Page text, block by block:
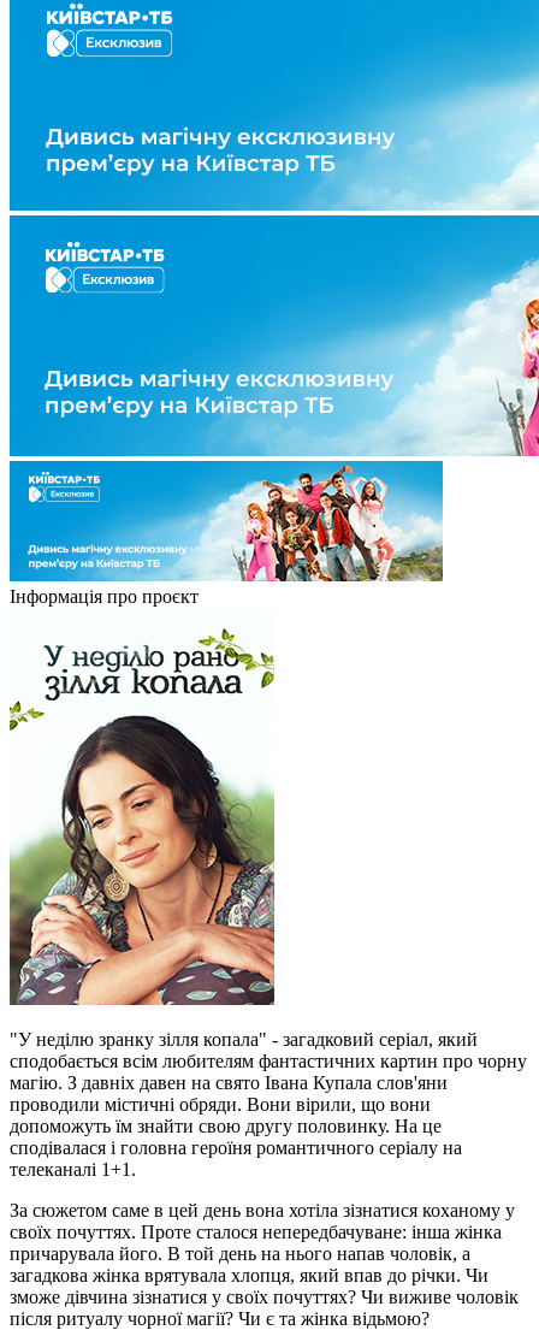
Інформація про проєкт
"У неділю зранку зілля копала" - загадковий серіал, який
сподобається всім любителям фантастичних картин про чорну
магію. З давніх давен на свято Івана Купала слов'яни
проводили містичні обряди. Вони вірили, що вони
допоможуть їм знайти свою другу половинку. На це
сподівалася і головна героїня романтичного серіалу на
телеканалі 1+1.
За сюжетом саме в цей день вона хотіла зізнатися коханому у
своїх почуттях. Проте сталося непередбачуване: інша жінка
причарувала його. В той день на нього напав чоловік, а
загадкова жінка врятувала хлопця, який впав до річки. Чи
зможе дівчина зізнатися у своїх почуттях? Чи виживе чоловік
після ритуалу чорної магії? Чи є та жінка відьмою?